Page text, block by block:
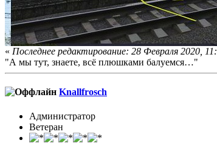
« Последнее редактирование: 28 Февраля 2020,
"А мы тут, знаете, всё плюшками балуемся…"
Knallfrosch
Администратор
Ветеран